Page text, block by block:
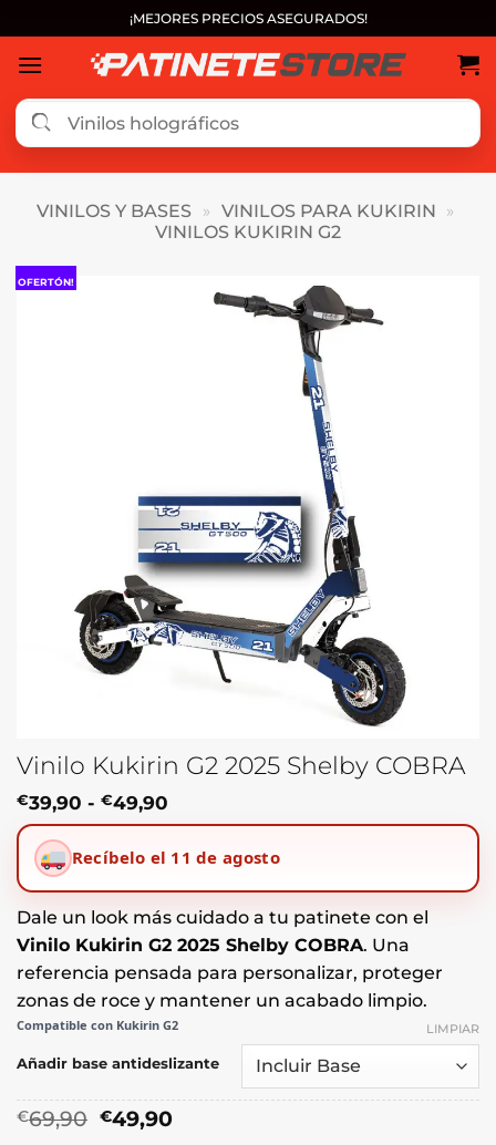
al
contenido
¡MEJORES PRECIOS ASEGURADOS!
VINILOS Y BASES » VINILOS PARA KUKIRIN »
VINILOS KUKIRIN G2
OFERTÓN!
Vinilo Kukirin G2 2025 Shelby COBRA
€39,90 - €49,90
de
desde
hasta
€49,90
Recíbelo el 11 de agosto
Dale un look más cuidado a tu patinete con el
Vinilo Kukirin G2 2025 Shelby COBRA. Una
referencia pensada para personalizar, proteger
zonas de roce y mantener un acabado limpio.
Compatible con Kukirin G2
Añadir base antideslizante
LIMPIAR
€69,90 El
€49,90El